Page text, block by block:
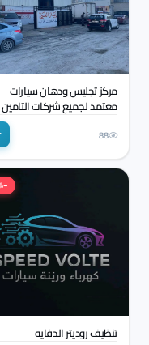
مركز تجليس ودهان سيارات
معتمد لجميع شركات التامين
88
−25%
تنظيف روديتر الدفايه